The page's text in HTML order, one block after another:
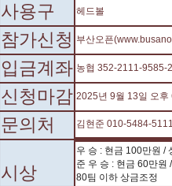
사용구 헤드볼
참가신청 부산오픈
입금계좌 농협 352-2111-9585-
신청마감 2025년 9월 13일 오후
문의처 김현준 010-5484-
시상
우 승 : 현금 100만원 /
준 우 승 : 현금 60만원
80팀 이하 상금조정